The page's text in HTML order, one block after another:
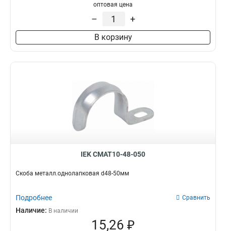
оптовая цена
– +
В корзину
IEK CMAT10-48-050
Скоба металл.однолапковая d48-50мм
Подробнее Сравнить
Наличие: В наличии
15,26 ₽